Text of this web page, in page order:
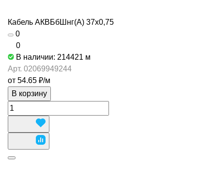
Кабель АКВБбШнг(А) 37х0,75
0
0
В наличии: 214421 м
Арт. 02069949244
от 54.65 ₽/м
В корзину